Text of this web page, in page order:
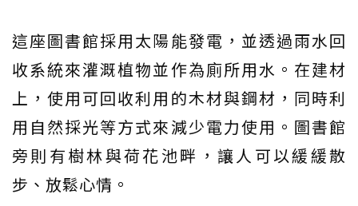
這座圖書館採用太陽能發電，並透過雨水回
收系統來灌溉植物並作為廁所用水。在建材
上，使用可回收利用的木材與鋼材，同時利
用自然採光等方式來減少電力使用。圖書館
旁則有樹林與荷花池畔，讓人可以緩緩散
步、放鬆心情。